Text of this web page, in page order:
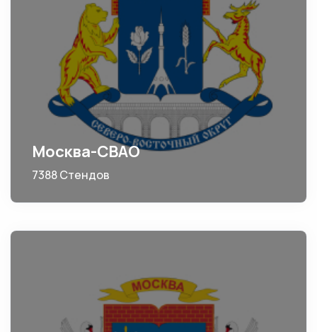
Москва-СВАО
7388 Стендов